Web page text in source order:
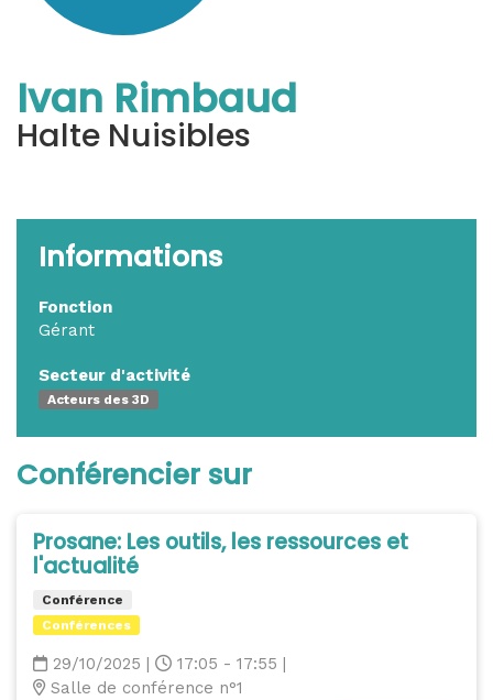
Ivan Rimbaud
Halte Nuisibles
Informations
Fonction
Gérant
Secteur d'activité
Acteurs des 3D
Conférencier sur
Prosane: Les outils, les ressources et
l'actualité
Conférence
Conférences
29/10/2025 | 17:05 - 17:55 |
Salle de conférence n°1